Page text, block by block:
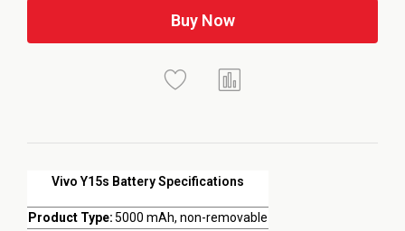
Vivo Y15s Battery Specifications
Product Type:5000 mAh, non-removable
Buy Now